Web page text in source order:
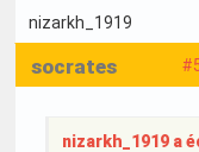
nizarkh_1919
socrates
nizarkh_1919 a